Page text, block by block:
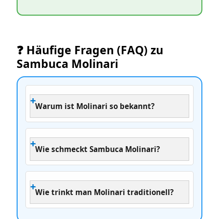
❓ Häufige Fragen (FAQ) zu
Sambuca Molinari
Warum ist Molinari so bekannt?
Wie schmeckt Sambuca Molinari?
Wie trinkt man Molinari traditionell?